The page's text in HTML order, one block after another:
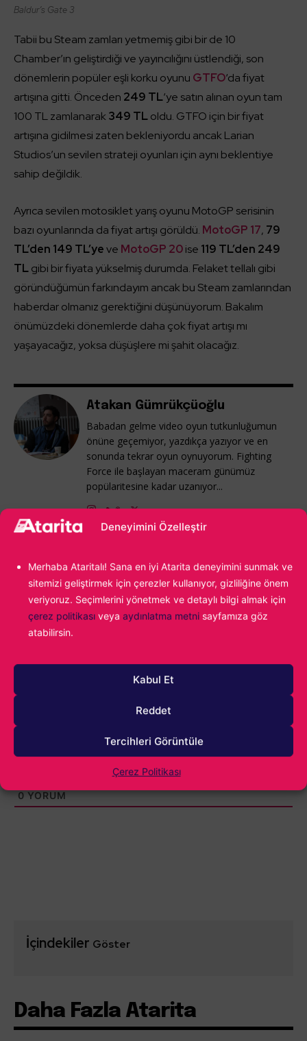
Deneyimini Özelleştir
Merhaba Ataritalı! Sana en iyi Atarita deneyimini sunmak ve
sitemizi geliştirmek için çerezler kullanıyor, gizliliğine önem
veriyoruz. Seçimlerini yönetmek ve detaylı bilgi almak için
çerez politikası veya aydınlatma metni sayfamıza göz
atabilirsin.
Kabul Et
Reddet
Tercihleri Görüntüle
Çerez Politikası
Baldur’s Gate 3
Tabii bu Steam zamları yetmemiş gibi bir de 10
Chamber’ın geliştirdiği ve yayıncılığını üstlendiği, son
dönemlerin popüler eşli korku oyunu GTFO‘da fiyat
artışına gitti. Önceden 249 TL‘ye satın alınan oyun tam
100 TL zamlanarak349 TLoldu. GTFO için bir fiyat
artışına gidilmesi zaten bekleniyordu ancak Larian
Studios’un sevilen strateji oyunları için aynı beklentiye
sahip değildik.
Ayrıca sevilen motosiklet yarış oyunu MotoGP serisinin
bazı oyunlarında da fiyat artışı görüldü. MotoGP 17, 79
TL’den 149 TL’yeve MotoGP 20ise 119 TL’den 249
TLgibi bir fiyata yükselmiş durumda. Felaket tellalı gibi
göründüğümün farkındayım ancak bu Steam zamlarından
haberdar olmanız gerektiğini düşünüyorum. Bakalım
önümüzdeki dönemlerde daha çok fiyat artışı mı
yaşayacağız, yoksa düşüşlere mi şahit olacağız.
Atakan Gümrükçüoğlu
Babadan gelme video oyun tutkunluğumun
önüne geçemiyor, yazdıkça yazıyor ve en
sonunda tekrar oyun oynuyorum. Fighting
Force ile başlayan maceram günümüz
popülaritesine kadar uzanıyor...
0 YORUM
İçindekiler Göster
Daha Fazla Atarita